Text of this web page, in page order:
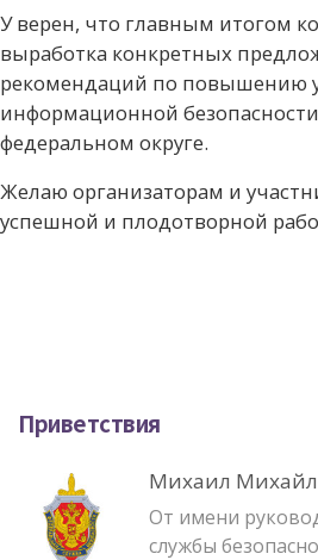
У верен, что главным итогом
выработка конкретных
рекомендаций по повышению
информационной
федеральном округе.
Желаю организаторам и
успешной и плодотворной
Приветствия
Михаил
От имени
службы